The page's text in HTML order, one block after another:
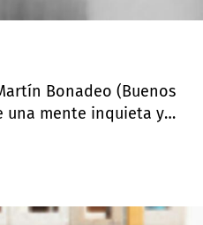
Bonadeo (Buenos
una mente inquieta y